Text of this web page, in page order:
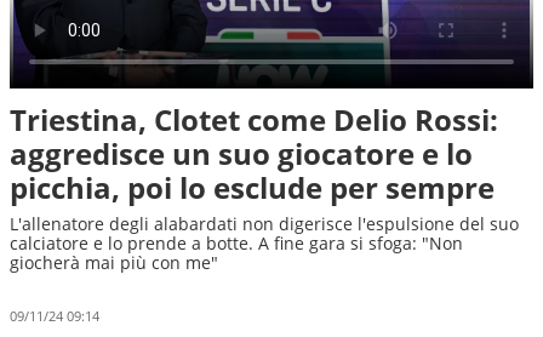
Triestina, Clotet come Delio Rossi:
aggredisce un suo giocatore e lo
picchia, poi lo esclude per sempre
L'allenatore degli alabardati non digerisce l'espulsione del suo
calciatore e lo prende a botte. A fine gara si sfoga: "Non
giocherà mai più con me"
09/11/24 09:14